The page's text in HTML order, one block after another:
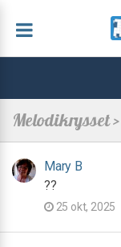
Melodikrysset >
Mary B
??
25 okt, 2025